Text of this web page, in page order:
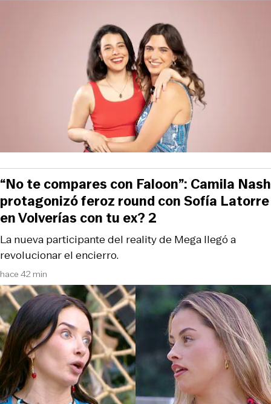
hace 42 min
La nueva participante del reality de Mega llegó a
revolucionar el encierro.
“No te compares con Faloon”: Camila Nash
protagonizó feroz round con Sofía Latorre
en Volverías con tu ex? 2